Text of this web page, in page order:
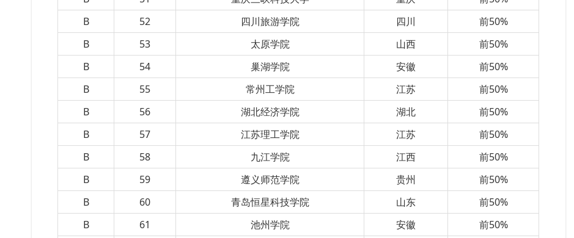
B
52 四川旅游学院 四川
前50%
B
53 太原学院 山西
前50%
B
54 巢湖学院 安徽
前50%
B
55 常州工学院 江苏
前50%
B
56 湖北经济学院 湖北
前50%
B
57 江苏理工学院 江苏
前50%
B
58 九江学院 江西
前50%
B
59 遵义师范学院 贵州
前50%
B
60 青岛恒星科技学院 山东
前50%
B
61 池州学院 安徽 前50%